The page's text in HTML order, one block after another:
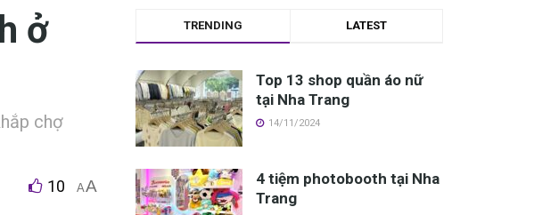
ở
chợ
10 AA
TRENDING LATEST
Top 13 shop quần áo nữ
tại Nha Trang
14/11/2024
4 tiệm photobooth tại Nha
Trang